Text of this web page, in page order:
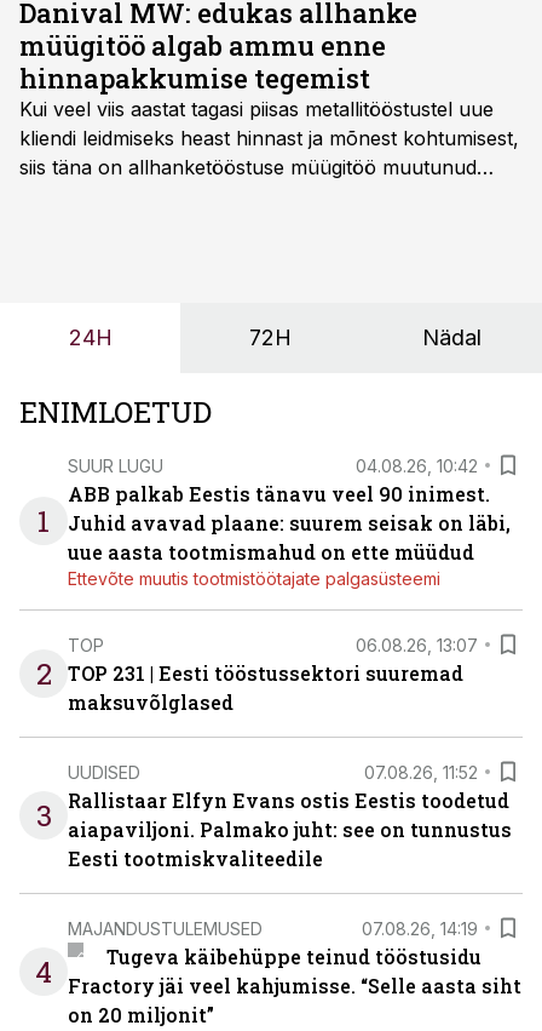
Danival MW: edukas allhanke
müügitöö algab ammu enne
hinnapakkumise tegemist
Kui veel viis aastat tagasi piisas metallitööstustel uue
kliendi leidmiseks heast hinnast ja mõnest kohtumisest,
siis täna on allhanketööstuse müügitöö muutunud
24H 72H Nädal
ENIMLOETUD
1
SUUR LUGU 04.08.26, 10:42
ABB palkab Eestis tänavu veel 90 inimest.
Juhid avavad plaane: suurem seisak on läbi,
uue aasta tootmismahud on ette müüdud
Ettevõte muutis tootmistöötajate palgasüsteemi
2
TOP 06.08.26, 13:07
TOP 231 | Eesti tööstussektori suuremad
maksuvõlglased
3
UUDISED 07.08.26, 11:52
Rallistaar Elfyn Evans ostis Eestis toodetud
aiapaviljoni. Palmako juht: see on tunnustus
Eesti tootmiskvaliteedile
4
MAJANDUSTULEMUSED 07.08.26, 14:19
Tugeva käibehüppe teinud tööstusidu
Fractory jäi veel kahjumisse. “Selle aasta siht
on 20 miljonit”